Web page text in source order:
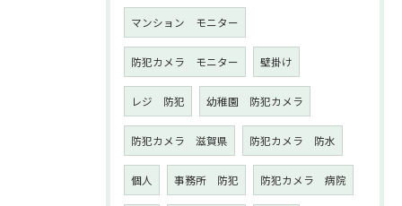
マンション モニター
防犯カメラ モニター 壁掛け
レジ 防犯 幼稚園 防犯カメラ
防犯カメラ 滋賀県 防犯カメラ 防水
個人 事務所 防犯 防犯カメラ 病院